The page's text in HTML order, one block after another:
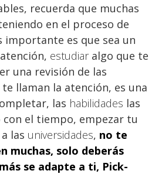
recuerda que muchas
en el proceso de
importante es que sea un
estudiar algo que te
una revisión de las
llaman la atención, es una
las habilidades las
el tiempo, empezar tu
las universidades, no te
muchas, solo deberás
se adapte a ti, Pick-